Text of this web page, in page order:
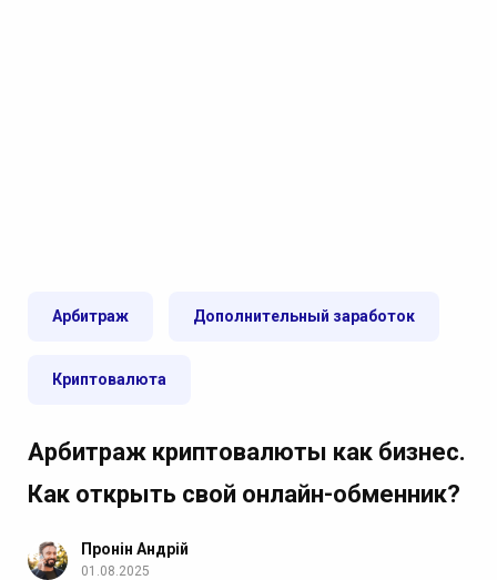
Арбитраж Дополнительный заработок
Криптовалюта
Арбитраж криптовалюты как бизнес.
Как открыть свой онлайн-обменник?
Пронін Андрій
01.08.2025